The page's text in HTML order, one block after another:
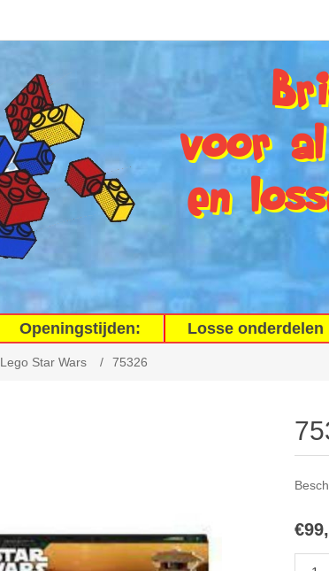
voor
en
Openingstijden: Losse onderdelen
Lego Star Wars / 75326